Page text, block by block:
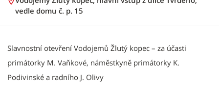
vedle domu č. p. 15
Slavnostní otevření Vodojemů Žlutý kopec – za účasti
primátorky M. Vaňkové, náměstkyně primátorky K.
Podivinské a radního J. Olivy